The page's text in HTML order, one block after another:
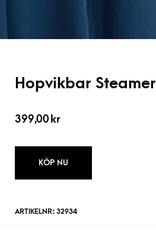
Hopvikbar Steamer
399,00 kr
KÖP NU
ARTIKELNR: 32934